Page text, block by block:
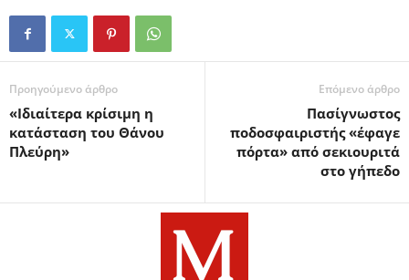
Προηγούμενο άρθρο
«Ιδιαίτερα κρίσιμη η
κατάσταση του Θάνου
Πλεύρη»
Επόμενο άρθρο
Πασίγνωστος
ποδοσφαιριστής «έφαγε
πόρτα» από σεκιουριτά
στο γήπεδο